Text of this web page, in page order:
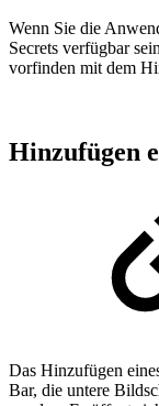
Wenn Sie die
Secrets verfügbar
vorfinden mit dem
Hinzufügen
Das Hinzufügen
Bar, die untere